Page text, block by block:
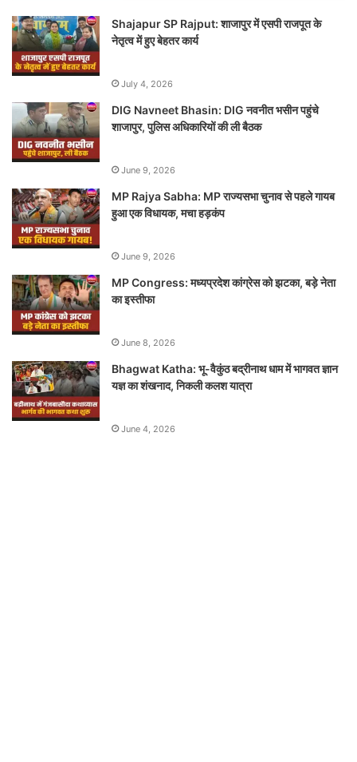
Shajapur SP Rajput: शाजापुर में एसपी राजपूत के
नेतृत्व में हुए बेहतर कार्य
July 4, 2026
DIG Navneet Bhasin: DIG नवनीत भसीन पहुंचे
शाजापुर, पुलिस अधिकारियों की ली बैठक
June 9, 2026
MP Rajya Sabha: MP राज्यसभा चुनाव से पहले गायब
हुआ एक विधायक, मचा हड़कंप
June 9, 2026
MP Congress: मध्यप्रदेश कांग्रेस को झटका, बड़े नेता
का इस्तीफा
June 8, 2026
Bhagwat Katha: भू-वैकुंठ बद्रीनाथ धाम में भागवत ज्ञान
यज्ञ का शंखनाद, निकली कलश यात्रा
June 4, 2026